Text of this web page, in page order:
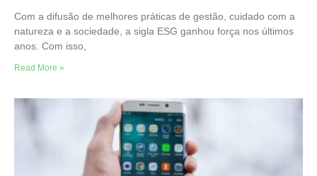
Com a difusão de melhores práticas de gestão, cuidado com a
natureza e a sociedade, a sigla ESG ganhou força nos últimos
anos. Com isso,
Read More »